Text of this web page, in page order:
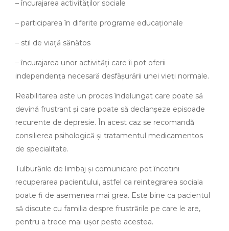
– încurajarea activităților sociale
– participarea în diferite programe educaționale
– stil de viață sănătos
– încurajarea unor activități care îi pot oferii
independența necesară desfășurării unei vieți normale.
Reabilitarea este un proces îndelungat care poate să
devină frustrant și care poate să declanșeze episoade
recurente de depresie. În acest caz se recomandă
consilierea psihologică și tratamentul medicamentos
de specialitate.
Tulburările de limbaj și comunicare pot încetini
recuperarea pacientului, astfel ca reintegrarea sociala
poate fi de asemenea mai grea. Este bine ca pacientul
să discute cu familia despre frustrările pe care le are,
pentru a trece mai ușor peste acestea.